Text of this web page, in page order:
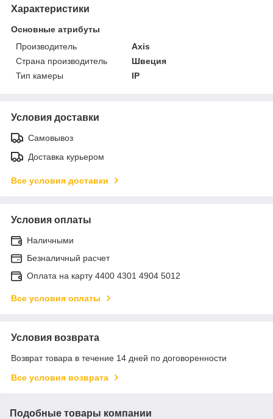
Характеристики
Основные атрибуты
Производитель
Axis
Страна производитель
Швеция
Тип камеры
IP
Условия доставки
Самовывоз
Доставка курьером
Все условия доставки
Условия оплаты
Наличными
Безналичный расчет
Оплата на карту 4400 4301 4904 5012
Все условия оплаты
Условия возврата
Возврат товара в течение 14 дней по договоренности
Все условия возврата
Подобные товары компании